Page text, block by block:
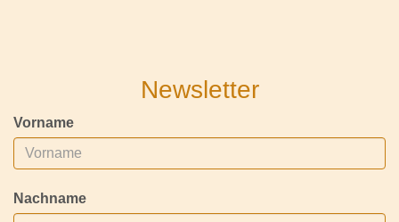
Newsletter
Vorname
Nachname